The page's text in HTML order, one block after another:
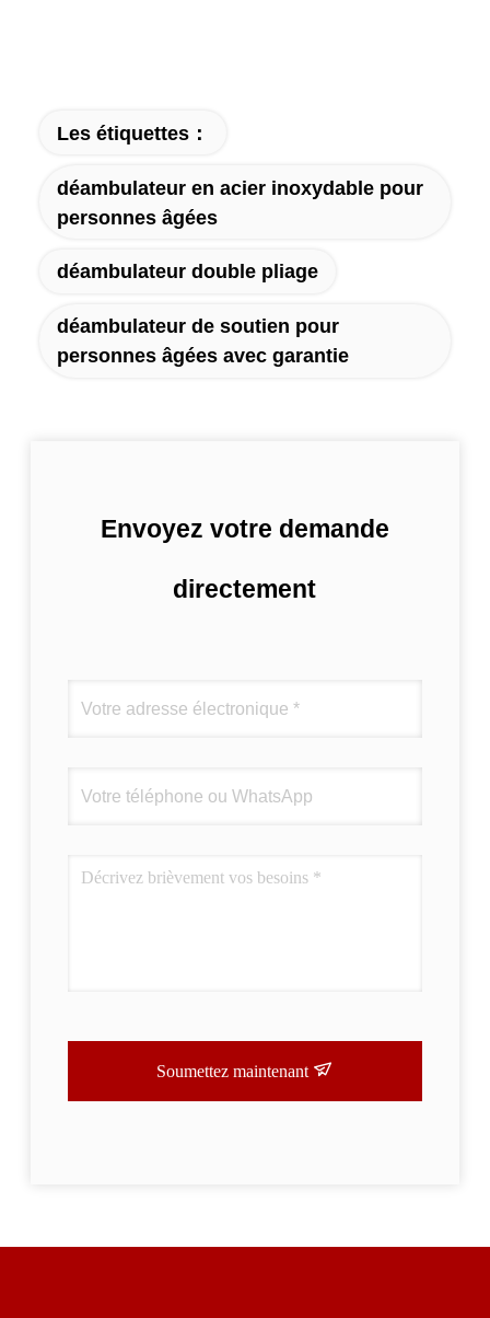
Les étiquettes：
déambulateur en acier inoxydable pour
personnes âgées
déambulateur double pliage
déambulateur de soutien pour
personnes âgées avec garantie
Envoyez votre demande
directement
Soumettez maintenant